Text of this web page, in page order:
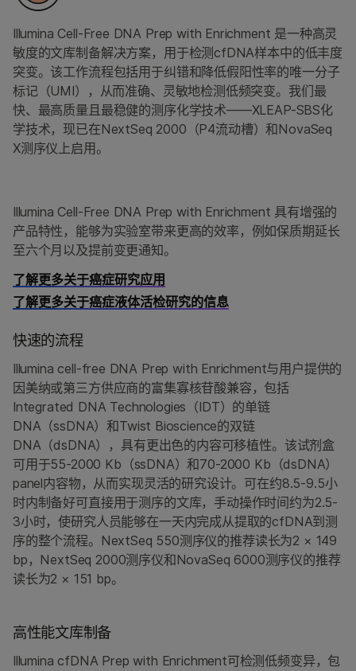
Illumina Cell-Free DNA Prep with Enrichment 是一种高灵
敏度的文库制备解决方案，用于检测cfDNA样本中的低丰度
突变。该工作流程包括用于纠错和降低假阳性率的唯一分子
标记（UMI），从而准确、灵敏地检测低频突变。我们最
快、最高质量且最稳健的测序化学技术——XLEAP-SBS化
学技术，现已在NextSeq 2000（P4流动槽）和NovaSeq
X测序仪上启用。
Illumina Cell-Free DNA Prep with Enrichment 具有增强的
产品特性，能够为实验室带来更高的效率，例如保质期延长
至六个月以及提前变更通知。
了解更多关于癌症研究应用
了解更多关于癌症液体活检研究的信息
快速的流程
Illumina cell-free DNA Prep with Enrichment与用户提供的
因美纳或第三方供应商的富集寡核苷酸兼容，包括
Integrated DNA Technologies（IDT）的单链
DNA（ssDNA）和Twist Bioscience的双链
DNA（dsDNA），具有更出色的内容可移植性。该试剂盒
可用于55-2000 Kb（ssDNA）和70-2000 Kb（dsDNA）
panel内容物，从而实现灵活的研究设计。可在约8.5-9.5小
时内制备好可直接用于测序的文库，手动操作时间约为2.5-
3小时，使研究人员能够在一天内完成从提取的cfDNA到测
序的整个流程。NextSeq 550测序仪的推荐读长为2 × 149
bp，NextSeq 2000测序仪和NovaSeq 6000测序仪的推荐
读长为2 × 151 bp。
高性能文库制备
Illumina cfDNA Prep with Enrichment可检测低频变异，包